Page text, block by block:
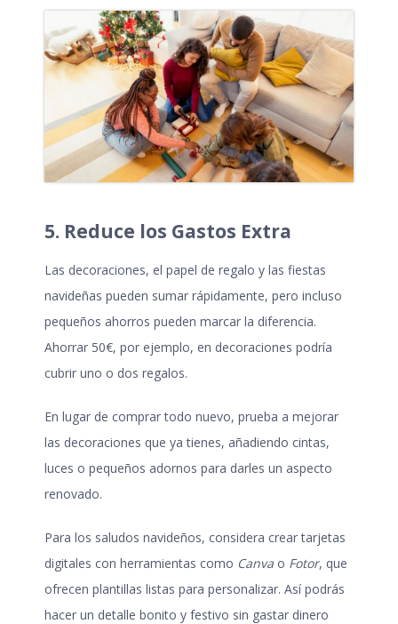
5. Reduce los Gastos Extra
Las decoraciones, el papel de regalo y las fiestas
navideñas pueden sumar rápidamente, pero incluso
pequeños ahorros pueden marcar la diferencia.
Ahorrar 50€, por ejemplo, en decoraciones podría
cubrir uno o dos regalos.
En lugar de comprar todo nuevo, prueba a mejorar
las decoraciones que ya tienes, añadiendo cintas,
luces o pequeños adornos para darles un aspecto
renovado.
Para los saludos navideños, considera crear tarjetas
digitales con herramientas como Canva o Fotor, que
ofrecen plantillas listas para personalizar. Así podrás
hacer un detalle bonito y festivo sin gastar dinero